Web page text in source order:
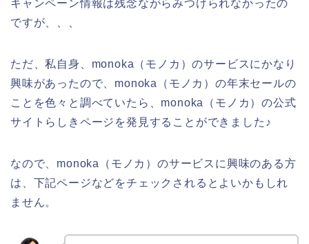
キャンペーン情報は残念ながらみつけられなかったの
ですが、、、
ただ、私自身、monoka（モノカ）のサービスにかなり
興味があったので、monoka（モノカ）の年末セールの
ことを色々と調べていたら、monoka（モノカ）の公式
サイトらしきページを発見することができました♪
なので、monoka（モノカ）のサービスに興味のある方
は、下記ページなどをチェックされるとよいかもしれ
ません。